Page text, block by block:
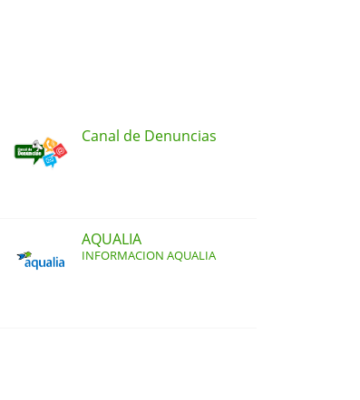
Canal de Denuncias
AQUALIA
INFORMACION AQUALIA